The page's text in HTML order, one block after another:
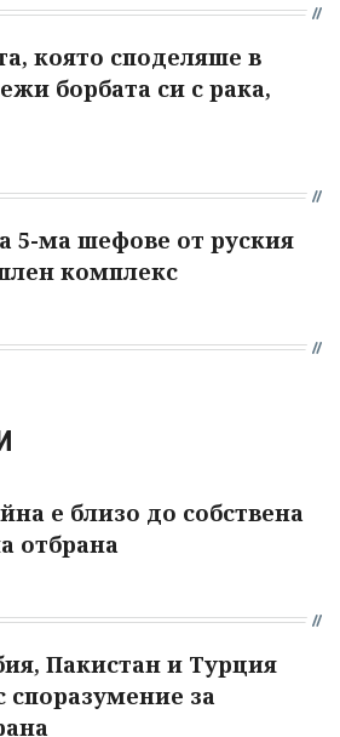
която споделяше в
борбата си с рака,
5-ма шефове от руския
комплекс
е близо до собствена
отбрана
Пакистан и Турция
споразумение за